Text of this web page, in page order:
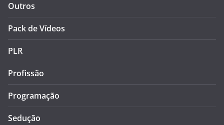
Outros
Pack de Vídeos
PLR
Profissão
Programação
Sedução